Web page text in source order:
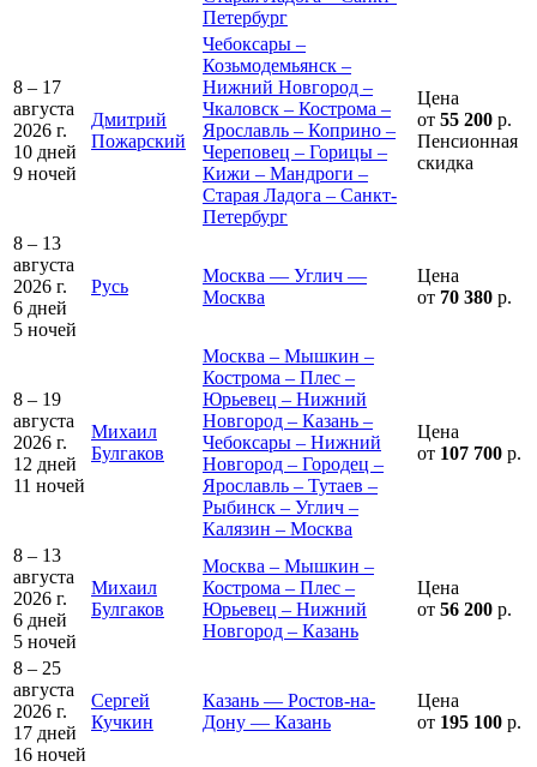
Петербург
8 – 17
августа
2026 г.
10 дней
9 ночей
Дмитрий
Пожарский
Чебоксары –
Козьмодемьянск –
Нижний Новгород –
Чкаловск – Кострома –
Ярославль – Коприно –
Череповец – Горицы –
Кижи – Мандроги –
Старая Ладога – Санкт-
Петербург
Цена
от 55 200 р.
Пенсионная
скидка
8 – 13
августа
2026 г.
6 дней
5 ночей
Русь
Москва — Углич —
Москва
Цена
от 70 380 р.
8 – 19
августа
2026 г.
12 дней
11 ночей
Михаил
Булгаков
Москва – Мышкин –
Кострома – Плес –
Юрьевец – Нижний
Новгород – Казань –
Чебоксары – Нижний
Новгород – Городец –
Ярославль – Тутаев –
Рыбинск – Углич –
Калязин – Москва
Цена
от 107 700 р.
8 – 13
августа
2026 г.
6 дней
5 ночей
Михаил
Булгаков
Москва – Мышкин –
Кострома – Плес –
Юрьевец – Нижний
Новгород – Казань
Цена
от 56 200 р.
8 – 25
августа
2026 г.
17 дней
16 ночей
Сергей
Кучкин
Казань — Ростов-на-
Дону — Казань
Цена
от 195 100 р.